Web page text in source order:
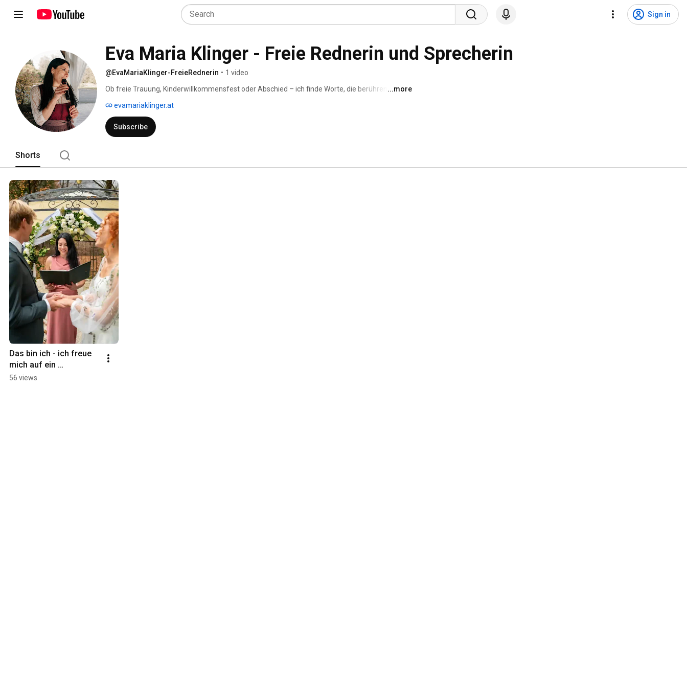
Sign in
@EvaMariaKlinger-FreieRednerin • 1 video
Ob freie Trauung, Kinderwillkommensfest oder Abschied – ich finde Worte, die berühren, ...more
evamariaklinger.at
Subscribe
Shorts
Das bin ich - ich freue
mich auf ein
Kennenlernen.
56 views